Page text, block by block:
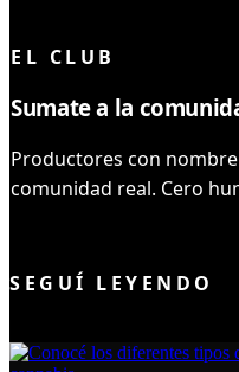
EL CLUB
Sumate a la
Productores con
comunidad real. Cero
SEGUÍ LEYENDO